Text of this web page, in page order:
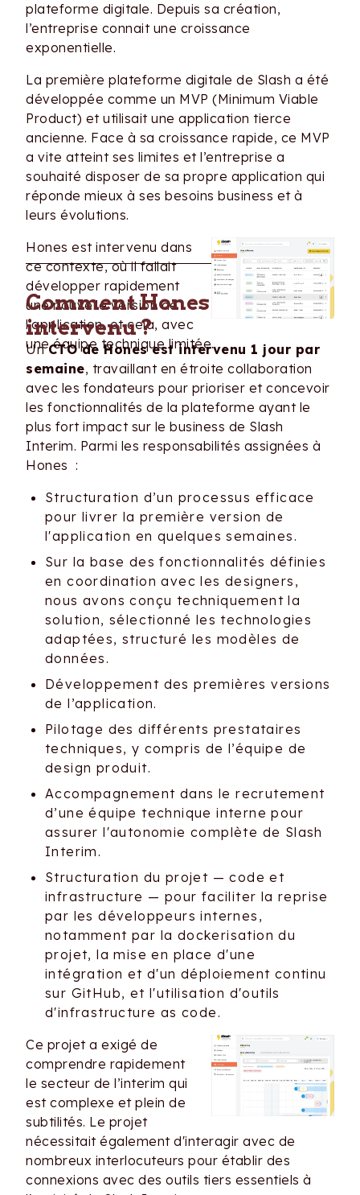
plateforme digitale. Depuis sa création,
l’entreprise connait une croissance
exponentielle.
La première plateforme digitale de Slash a été
développée comme un MVP (Minimum Viable
Product) et utilisait une application tierce
ancienne. Face à sa croissance rapide, ce MVP
a vite atteint ses limites et l’entreprise a
souhaité disposer de sa propre application qui
réponde mieux à ses besoins business et à
leurs évolutions.
Hones est intervenu dans
ce contexte, où il fallait
développer rapidement
une nouvelle version de
l’application, et cela, avec
une équipe technique limitée.
Comment Hones est
intervenu ?
UnCTO de Hones est intervenu 1 jour par
semaine, travaillant en étroite collaboration
avec les fondateurs pour prioriser et concevoir
les fonctionnalités de la plateforme ayant le
plus fort impact sur le business de Slash
Interim. Parmi les responsabilités assignées à
Hones :
Structuration d’un processus efficace
pour livrer la première version de
l'application en quelques semaines.
Sur la base des fonctionnalités définies
en coordination avec les designers,
nous avons conçu techniquement la
solution, sélectionné les technologies
adaptées, structuré les modèles de
données.
Développement des premières versions
de l’application.
Pilotage des différents prestataires
techniques, y compris de l’équipe de
design produit.
Accompagnement dans le recrutement
d’une équipe technique interne pour
assurer l'autonomie complète de Slash
Interim.
Structuration du projet — code et
infrastructure — pour faciliter la reprise
par les développeurs internes,
notamment par la dockerisation du
projet, la mise en place d'une
intégration et d'un déploiement continu
sur GitHub, et l'utilisation d'outils
d'infrastructure as code.
Ce projet a exigé de
comprendre rapidement
le secteur de l’interim qui
est complexe et plein de
subtilités. Le projet
nécessitait également d'interagir avec de
nombreux interlocuteurs pour établir des
connexions avec des outils tiers essentiels à